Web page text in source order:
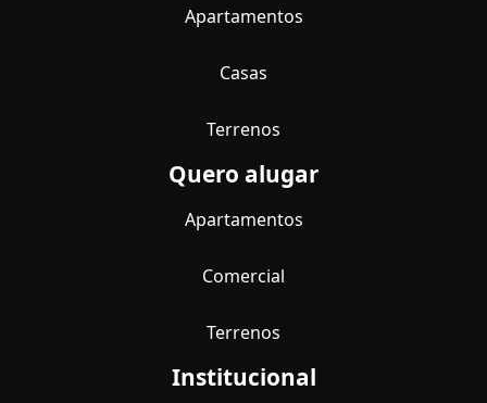
Apartamentos
Casas
Terrenos
Quero alugar
Apartamentos
Comercial
Terrenos
Institucional